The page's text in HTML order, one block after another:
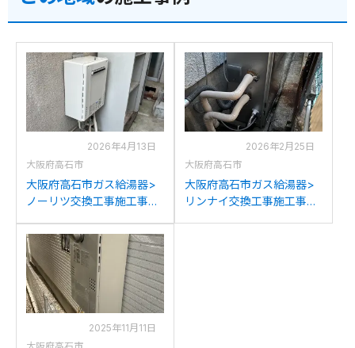
2026年4月13日
大阪府高石市
大阪府高石市ガス給湯器>
ノーリツ交換工事施工事
2417AWXDからノーリツ
GT-2070SAW BLへの交換
2026年2月25日
大阪府高石市
大阪府高石市ガス給湯器>
リンナイ交換工事施工事
2025年11月11日